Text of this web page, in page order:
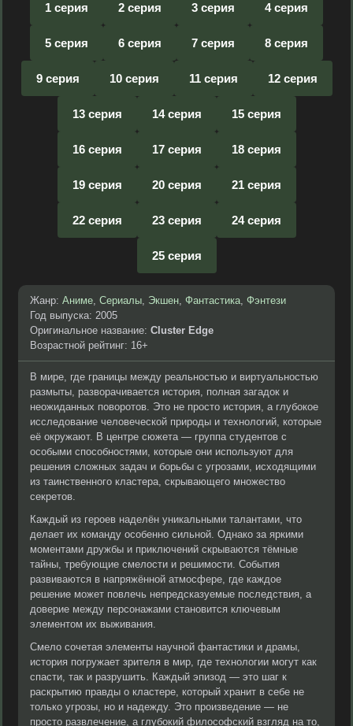
1 серия 2 серия 3 серия 4 серия
5 серия 6 серия 7 серия 8 серия
9 серия 10 серия 11 серия 12 серия
13 серия 14 серия 15 серия
16 серия 17 серия 18 серия
19 серия 20 серия 21 серия
22 серия 23 серия 24 серия
25 серия
Жанр: Аниме, Сериалы, Экшен, Фантастика, Фэнтези
Год выпуска: 2005
Оригинальное название: Cluster Edge
Возрастной рейтинг: 16+
В мире, где границы между реальностью и виртуальностью
размыты, разворачивается история, полная загадок и
неожиданных поворотов. Это не просто история, а глубокое
исследование человеческой природы и технологий, которые
её окружают. В центре сюжета — группа студентов с
особыми способностями, которые они используют для
решения сложных задач и борьбы с угрозами, исходящими
из таинственного кластера, скрывающего множество
секретов.
Каждый из героев наделён уникальными талантами, что
делает их команду особенно сильной. Однако за яркими
моментами дружбы и приключений скрываются тёмные
тайны, требующие смелости и решимости. События
развиваются в напряжённой атмосфере, где каждое
решение может повлечь непредсказуемые последствия, а
доверие между персонажами становится ключевым
элементом их выживания.
Смело сочетая элементы научной фантастики и драмы,
история погружает зрителя в мир, где технологии могут как
спасти, так и разрушить. Каждый эпизод — это шаг к
раскрытию правды о кластере, который хранит в себе не
только угрозы, но и надежду. Это произведение — не
просто развлечение, а глубокий философский взгляд на то,